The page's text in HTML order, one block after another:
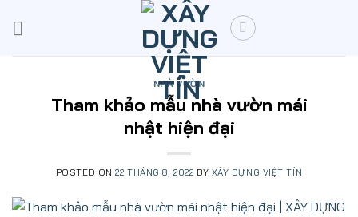
NHÀ VƯỜN
Tham khảo mẫu nhà vườn mái
nhật hiện đại
POSTED ON22 THÁNG 8, 2022 BY XÂY DỰNG VIỆT TÍN